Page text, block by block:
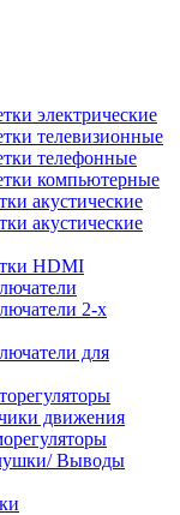
электрические
телевизионные
телефонные
компьютерные
акустические
акустические
HDMI
2-х
для
движения
Выводы